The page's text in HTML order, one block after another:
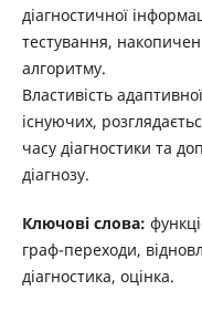
діагностичної
тестування,
алгоритму.
Властивість
існуючих,
часу діагностики та
діагнозу.
Ключові слова:
граф-переходи,
діагностика, оцінка.